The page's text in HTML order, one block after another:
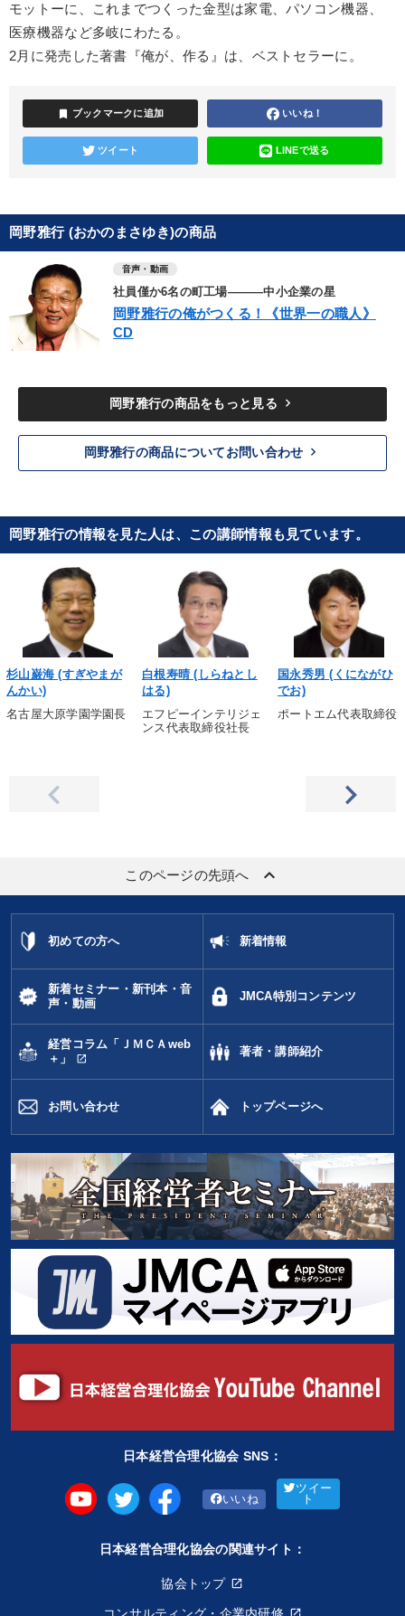
モットーに、これまでつくった金型は家電、パソコン機器、
医療機器など多岐にわたる。
2月に発売した著書『俺が、作る』は、ベストセラーに。
bookmark ブックマークに追加 いいね！
ツイート LINEで送る
岡野雅行 (おかのまさゆき)の商品
音声・動画
社員僅か6名の町工場―――中小企業の星
岡野雅行の俺がつくる！《世界一の職人》
CD
岡野雅行の商品をもっと見る keyboard_arrow_right
岡野雅行の商品についてお問い合わせ keyboard_arrow_right
岡野雅行の情報を見た人は、この講師情報も見ています。
杉山巌海 (すぎやまが
んかい)
名古屋大原学園学園長
白根寿晴 (しらねとし
はる)
エフピーインテリジェ
ンス代表取締役社長
国永秀男 (くにながひ
でお)
ポートエム代表取締役
このページの先頭へ keyboard_arrow_up
初めての方へ 新着情報
新着セミナー・新刊本・音
声・動画
JMCA特別コンテンツ
経営コラム「ＪＭＣＡweb
＋」
open_in_new
著者・講師紹介
お問い合わせ トップページへ
日本経営合理化協会 SNS：
いいね
ツイー
ト
日本経営合理化協会の関連サイト：
協会トップ